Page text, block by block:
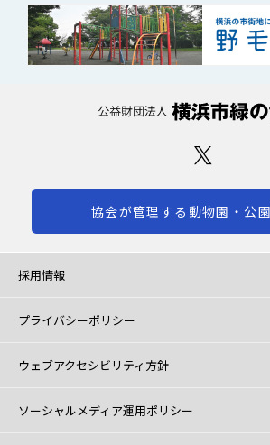
協会が管理する動物園・公
採用情報
プライバシーポリシー
ウェブアクセシビリティ方針
ソーシャルメディア運用ポリシー